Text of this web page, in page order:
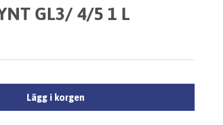
GL3/ 4/5 1 L
Lägg i korgen